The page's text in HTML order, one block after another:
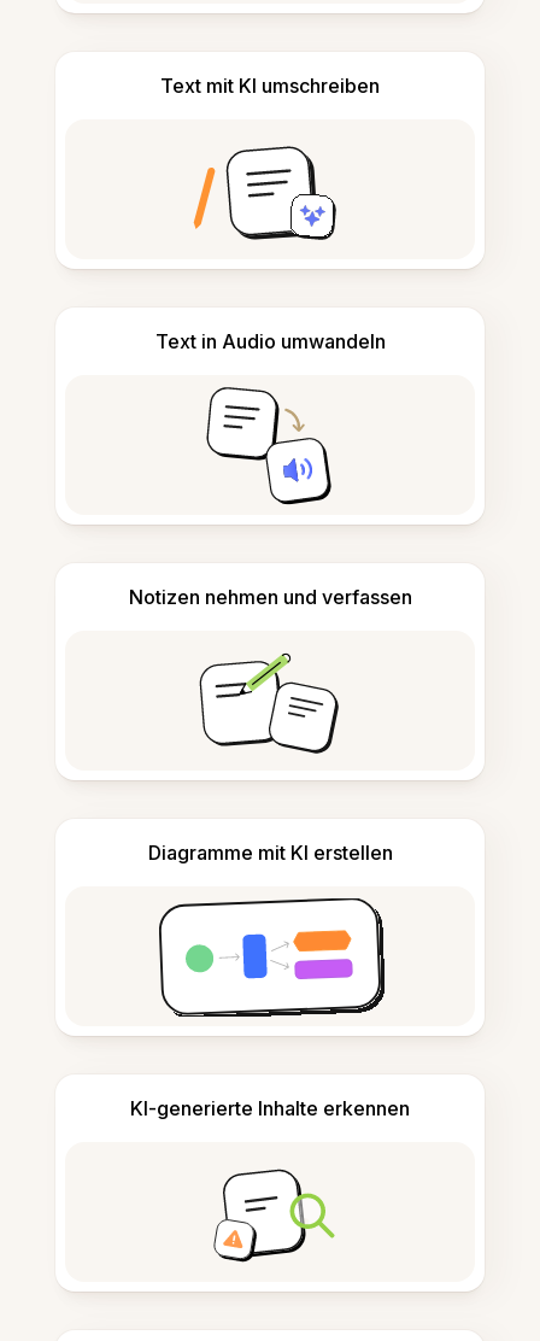
Text mit KI umschreiben
Text in Audio umwandeln
Notizen nehmen und verfassen
Diagramme mit KI erstellen
KI-generierte Inhalte erkennen